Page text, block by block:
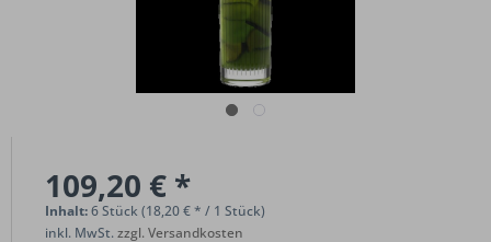
109,20 € *
Inhalt:6 Stück (18,20 € * / 1 Stück)
inkl. MwSt.zzgl. Versandkosten